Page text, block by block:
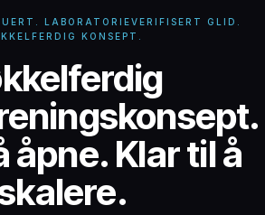
LABORATORIEVERIFISERT GLID.
KONSEPT.
åpne. Klar til å